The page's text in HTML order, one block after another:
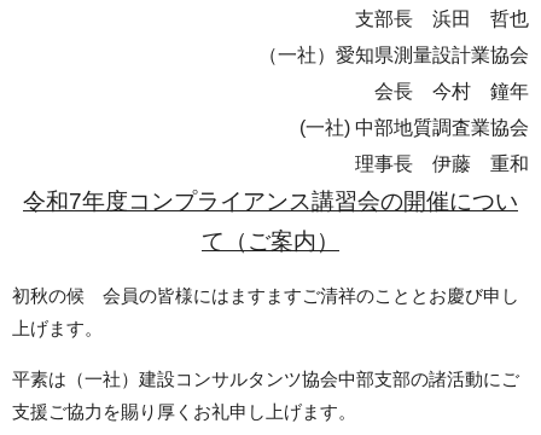
支部長 浜田 哲也
（一社）愛知県測量設計業協会
会長 今村 鐘年
(一社) 中部地質調査業協会
理事長 伊藤 重和
令和7年度コンプライアンス講習会の開催につい
て（ご案内）
初秋の候 会員の皆様にはますますご清祥のこととお慶び申し
上げます。
平素は（一社）建設コンサルタンツ協会中部支部の諸活動にご
支援ご協力を賜り厚くお礼申し上げます。